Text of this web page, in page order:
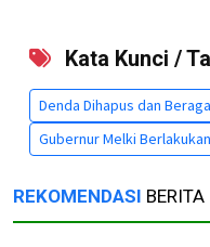
Kata Kunci /
Denda Dihapus dan
Gubernur Melki
REKOMENDASI BERITA